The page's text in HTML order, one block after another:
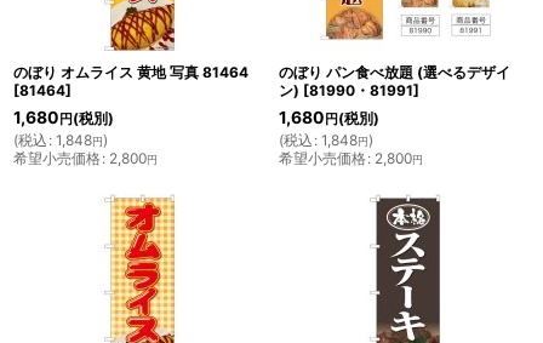
のぼり オムライス 黄地 写真 81464
[81464]
1,680 円 (税別)
(税込 : 1,848円)
希望小売価格: 2,800円
のぼり パン食べ放題 (選べるデザイ
ン) [81990・81991]
1,680 円 (税別)
(税込 : 1,848円)
希望小売価格: 2,800円